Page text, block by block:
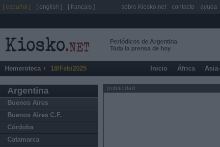
Periódicos de Argentina
Toda la prensa de hoy
Hemeroteca 18/Feb/2025 Inicio África
Argentina
Buenos Aires
Buenos Aires C.F.
Córdoba
Catamarca
publicidad
[ español ] [ english ] [ français ] sobre Kiosko.net contacto ayuda